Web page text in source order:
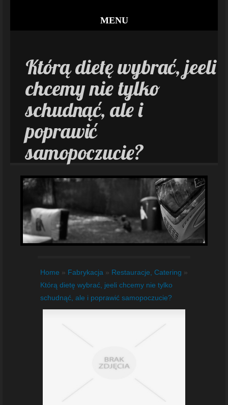
MENU
Którą dietę wybrać, jeeli
chcemy nie tylko
schudnąć, ale i
poprawić
samopoczucie?
Home » Fabrykacja » Restauracje, Catering »
Którą dietę wybrać, jeeli chcemy nie tylko
schudnąć, ale i poprawić samopoczucie?